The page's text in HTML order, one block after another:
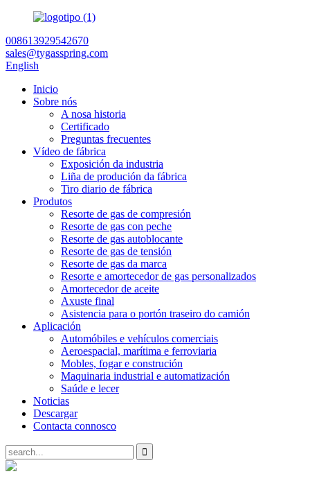
008613929542670
sales@tygasspring.com
English
Inicio
Sobre nós
A nosa historia
Certificado
Preguntas frecuentes
Vídeo de fábrica
Exposición da industria
Liña de produción da fábrica
Tiro diario de fábrica
Produtos
Resorte de gas de compresión
Resorte de gas con peche
Resorte de gas autoblocante
Resorte de gas de tensión
Resorte de gas da marca
Resorte e amortecedor de gas personalizados
Amortecedor de aceite
Axuste final
Asistencia para o portón traseiro do camión
Aplicación
Automóbiles e vehículos comerciais
Aeroespacial, marítima e ferroviaria
Mobles, fogar e construción
Maquinaria industrial e automatización
Saúde e lecer
Noticias
Descargar
Contacta connosco